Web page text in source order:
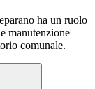
ha un ruolo
manutenzione
comunale.